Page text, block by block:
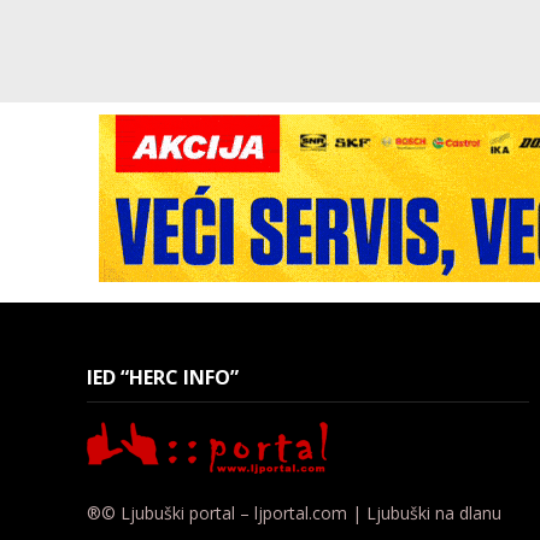
IED “HERC INFO”
®© Ljubuški portal – ljportal.com | Ljubuški na dlanu